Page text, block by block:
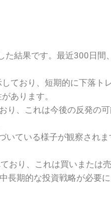
結果です。最近300日間
ており、短期的に下落ト
あります。
り、これは今後の反発の
ている様子が観察され
おり、これは買いまたは
期的な投資戦略が必要に